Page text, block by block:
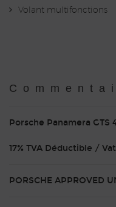
Volant multifonctions
Porsche Panamera GTS
17% TVA Déductible /
PORSCHE APPROVED